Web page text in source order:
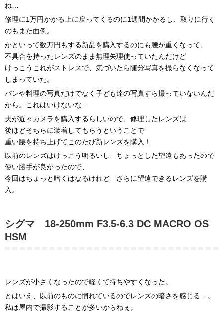
ね…
修理に1万円かかる上に戻ってくるのに1週間かかるし、取りに行く
のもまた面倒。
かといって数万円もする新品を購入するのにも腰が重くなって、
不具合を持ったレンズのまま無理矢理使っていたんだけど
けっこうこれがストレスで、気づいたら随分写真を撮らなくなって
しまっていた。
パンや料理の写真だけでなく子ども達の写真すら撮っていないんだ
から。これはいけないな…
夫が近々カメラを購入するらしいので、修理したレンズは
後ほどそちらに装着してもらうということで
重い腰を持ち上げてこのたび新レンズを購入！
以前のレンズはけっこう明るいし、ちょっとした望遠もあったので
使い勝手が良かったので、
今回はちょっと暗くはなるけれど、さらに望遠できるレンズを購
入。
シグマ 18-250mm F3.5-6.3 DC MACRO OS
HSM
レンズが小さくなったので軽くて持ちやすくなった。
とはいえ、以前のものに慣れているのでレンズの暗さを感じる…。
私は屋内で撮影することが多いからねぇ。